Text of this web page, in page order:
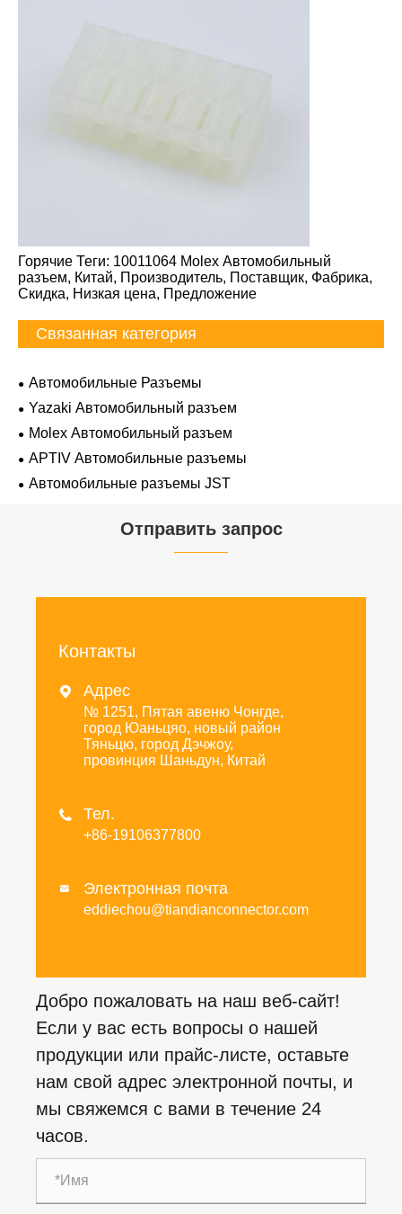
Горячие Теги: 10011064 Molex Автомобильный
разъем, Китай, Производитель, Поставщик, Фабрика,
Скидка, Низкая цена, Предложение
Связанная категория
Автомобильные Разъемы
Yazaki Автомобильный разъем
Molex Автомобильный разъем
APTIV Автомобильные разъемы
Автомобильные разъемы JST
Отправить запрос
Контакты
 Адрес
№ 1251, Пятая авеню Чонгде,
город Юаньцяо, новый район
Тяньцю, город Дэчжоу,
провинция Шаньдун, Китай
 Тел.
+86-19106377800
 Электронная почта
eddiechou@tiandianconnector.com
Добро пожаловать на наш веб-сайт!
Если у вас есть вопросы о нашей
продукции или прайс-листе, оставьте
нам свой адрес электронной почты, и
мы свяжемся с вами в течение 24
часов.